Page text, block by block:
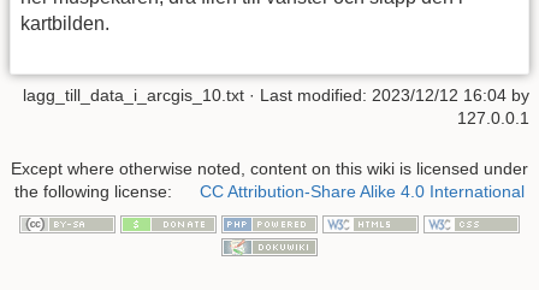
kartbilden.
lagg_till_data_i_arcgis_10.txt · Last modified: 2023/12/12 16:04 by
127.0.0.1
Except where otherwise noted, content on this wiki is licensed under
the following license:
CC Attribution-Share Alike 4.0 International